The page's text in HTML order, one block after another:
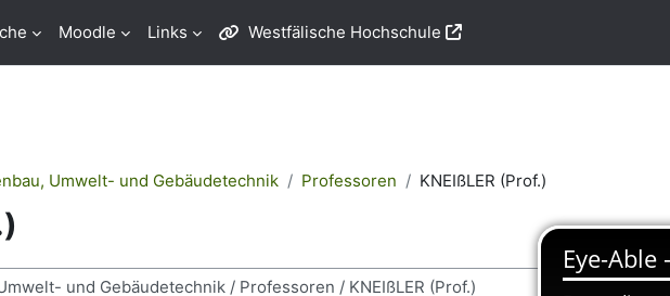
Moodle Links Westfälische Hochschule
Umwelt- und Gebäudetechnik Professoren KNEIßLER (Prof.)